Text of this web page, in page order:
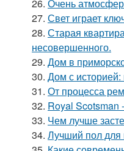
26. Очень
27. Свет играет
28. Старая
несовершенного.
29. Дом в
30. Дом с
31. От процесса
32. Royal Scotsman
33. Чем лучше
34. Лучший пол для